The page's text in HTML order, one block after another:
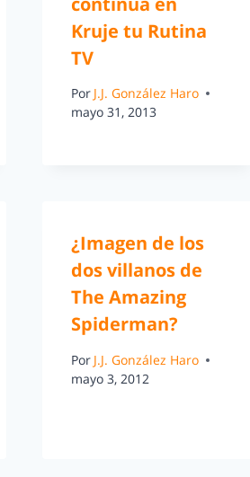
Kruje tu Rutina
TV
Por J.J. González Haro
mayo 31, 2013
¿Imagen de los
dos villanos de
The Amazing
Spiderman?
Por J.J. González Haro
mayo 3, 2012